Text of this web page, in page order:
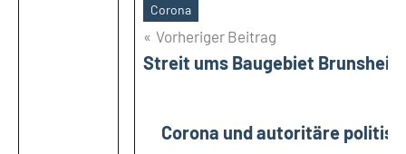
Schlagwörter
Corona
Beitragsnavigation
Vorheriger Beitrag
Streit ums Baugebiet
Corona und autoritäre